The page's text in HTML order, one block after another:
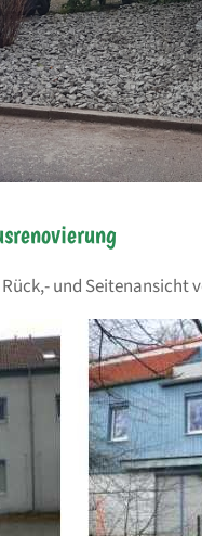
und Seitenansicht